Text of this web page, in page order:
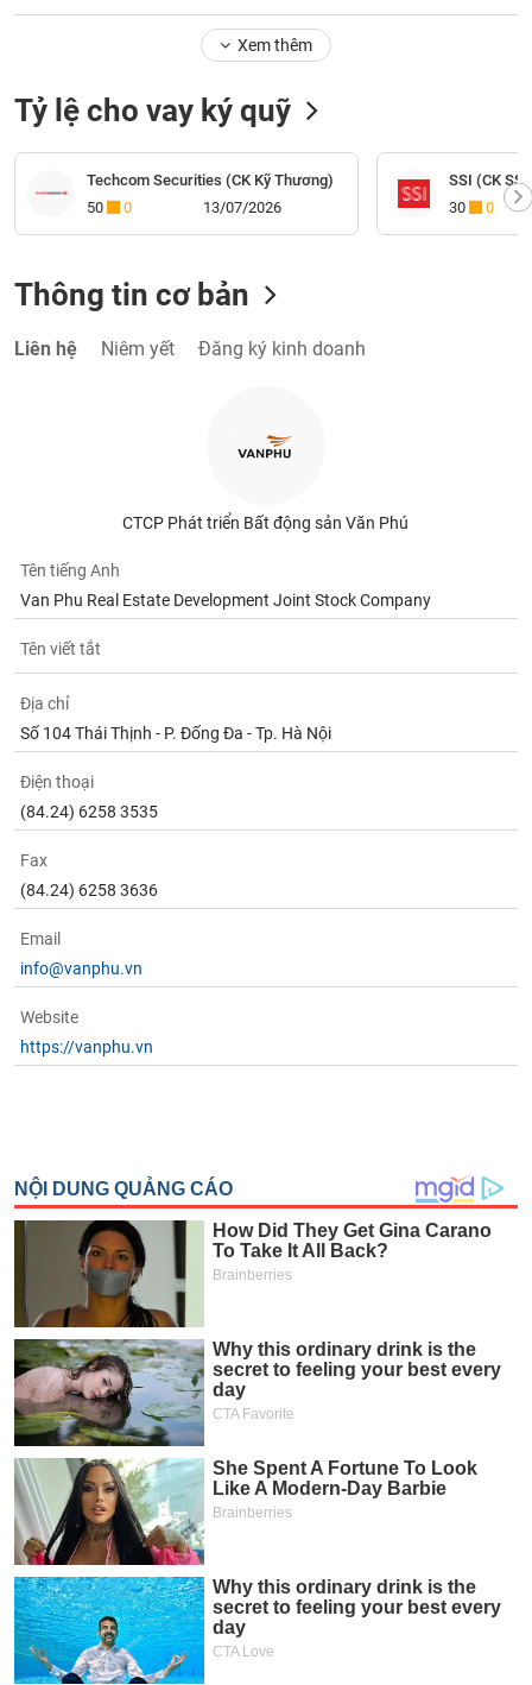
Xem thêm
Tỷ lệ cho vay ký quỹ
Techcom Securities (CK Kỹ Thương)
50
0 13/07/2026
SSI (CK
30
0
Thông tin cơ bản
Liên hệ Niêm yết Đăng ký kinh doanh
CTCP Phát triển Bất động sản Văn Phú
Tên tiếng Anh
Van Phu Real Estate Development Joint Stock Company
Tên viết tắt
Địa chỉ
Số 104 Thái Thịnh - P. Đống Đa - Tp. Hà Nội
Điện thoại
(84.24) 6258 3535
Fax
(84.24) 6258 3636
Email
info@vanphu.vn
Website
https://vanphu.vn